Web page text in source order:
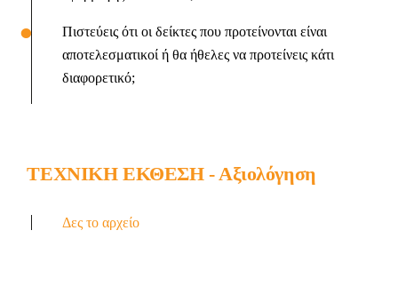
Πιστεύεις ότι οι δείκτες που προτείνονται είναι
αποτελεσματικοί ή θα ήθελες να προτείνεις κάτι
διαφορετικό;
ΤΕΧΝΙΚΗ ΕΚΘΕΣΗ - Αξιολόγηση
Δες το αρχείο